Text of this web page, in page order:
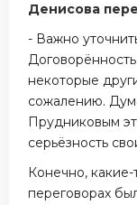
Денисова
- Важно
некоторые
сожалению.
Прудниковым
серьёзность
Конечно,
переговорах